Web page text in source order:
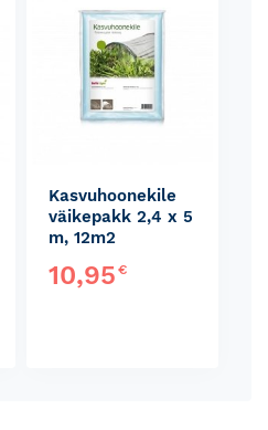
Kasvuhoonekile
väikepakk 2,4 x 5
m, 12m2
10,95€